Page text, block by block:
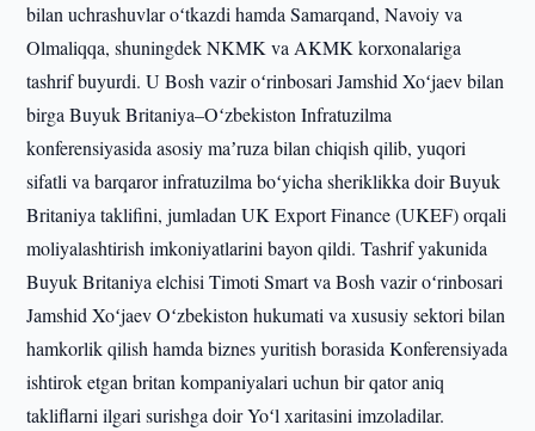
bilan uchrashuvlar oʻtkazdi hamda Samarqand, Navoiy va
Olmaliqqa, shuningdek NKMK va AKMK korxonalariga
tashrif buyurdi. U Bosh vazir oʻrinbosari Jamshid Xoʻjaev bilan
birga Buyuk Britaniya–Oʻzbekiston Infratuzilma
konferensiyasida asosiy maʼruza bilan chiqish qilib, yuqori
sifatli va barqaror infratuzilma boʻyicha sheriklikka doir Buyuk
Britaniya taklifini, jumladan UK Export Finance (UKEF) orqali
moliyalashtirish imkoniyatlarini bayon qildi. Tashrif yakunida
Buyuk Britaniya elchisi Timoti Smart va Bosh vazir oʻrinbosari
Jamshid Xoʻjaev Oʻzbekiston hukumati va xususiy sektori bilan
hamkorlik qilish hamda biznes yuritish borasida Konferensiyada
ishtirok etgan britan kompaniyalari uchun bir qator aniq
takliflarni ilgari surishga doir Yoʻl xaritasini imzoladilar.